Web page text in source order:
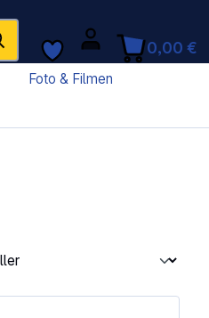
0,00 €
Foto & Filmen